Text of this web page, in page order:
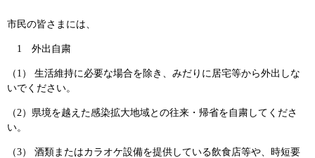
市民の皆さまには、
1 外出自粛
（1） 生活維持に必要な場合を除き、みだりに居宅等から外出しな
いでください。
（2）県境を越えた感染拡大地域との往来・帰省を自粛してくださ
い。
（3） 酒類またはカラオケ設備を提供している飲食店等や、時短要